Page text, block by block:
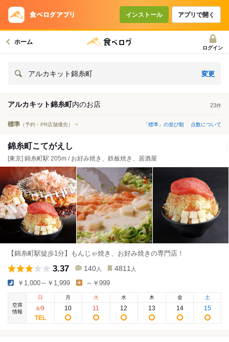
インストール アプリで開く
ホーム
ログイン
アルカキット錦糸町 変更
アルカキット錦糸町内のお店 23件
標準 （予約・PR店舗優先） 「標準」の並び順 点数について
錦糸町こてがえし
[東京] 錦糸町駅 205m / お好み焼き、鉄板焼き、居酒屋
【錦糸町駅徒歩1分】もんじゃ焼き、お好み焼きの専門店！
3.37 140 人 4811 人
￥1,000～￥1,999 ～￥999
空席
情報
日
8/9
月
10
火
11
水
12
木
13
金
14
土
15